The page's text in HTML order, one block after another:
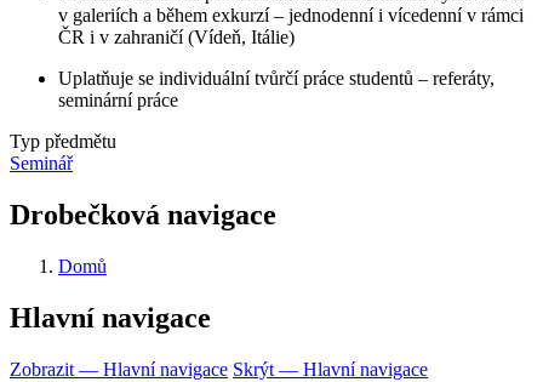
v galeriích a během exkurzí – jednodenní i vícedenní v rámci
ČR i v zahraničí (Vídeň, Itálie)
Uplatňuje se individuální tvůrčí práce studentů – referáty,
seminární práce
Typ předmětu
Seminář
Drobečková navigace
Domů
Hlavní navigace
Zobrazit — Hlavní navigace Skrýt — Hlavní navigace